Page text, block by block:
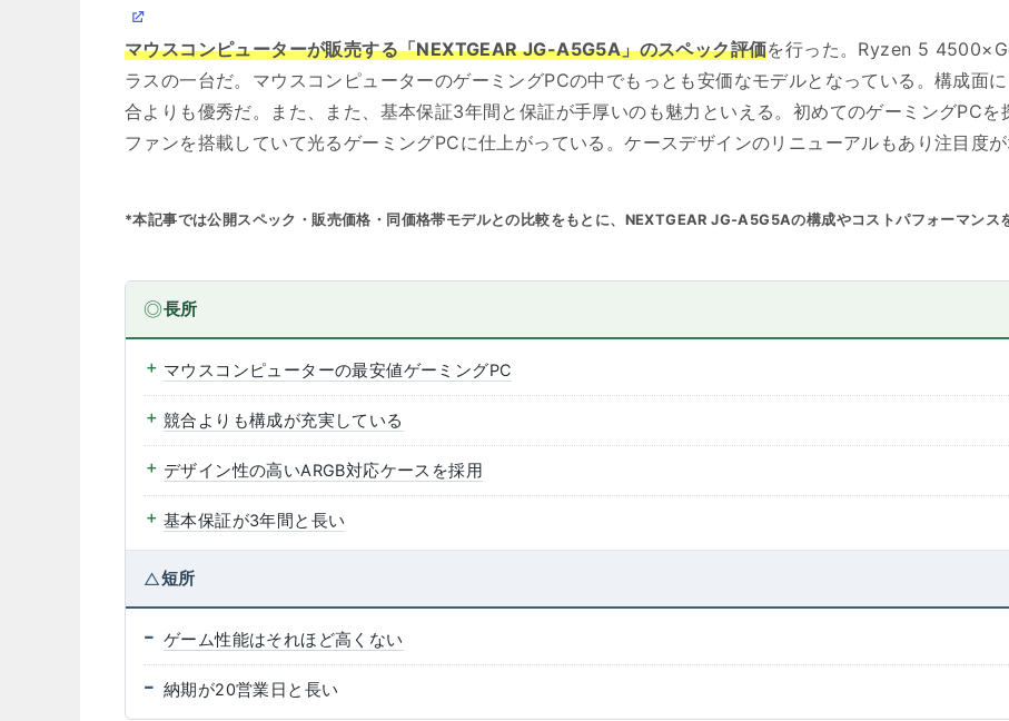
マウスコンピューターが販売する「NEXTGEAR JG-A5G5A」のスペック評価を行った。Ryzen 5
ラスの一台だ。マウスコンピューターのゲーミングPCの中でもっとも安価なモデルとなっている。構成面
合よりも優秀だ。また、また、基本保証3年間と保証が手厚いのも魅力といえる。初めてのゲーミングPC
ファンを搭載していて光るゲーミングPCに仕上がっている。ケースデザインのリニューアルもあり注目度が
*本記事では公開スペック・販売価格・同価格帯モデルとの比較をもとに、NEXTGEAR JG-A5G5Aの構成やコストパフォーマンス
長所
マウスコンピューターの最安値ゲーミングPC
競合よりも構成が充実している
デザイン性の高いARGB対応ケースを採用
基本保証が3年間と長い
短所
ゲーム性能はそれほど高くない
納期が20営業日と長い